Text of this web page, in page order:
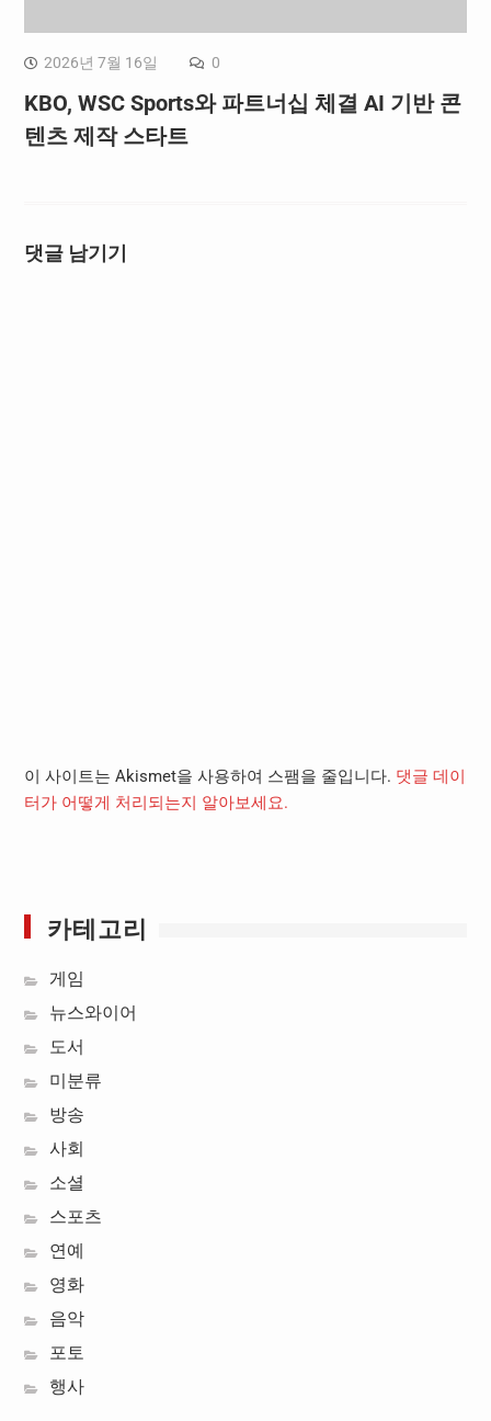
2026년 7월 16일 0
KBO, WSC Sports와 파트너십 체결 AI 기반 콘
텐츠 제작 스타트
댓글 남기기
이 사이트는 Akismet을 사용하여 스팸을 줄입니다. 댓글 데이
터가 어떻게 처리되는지 알아보세요.
카테고리
게임
뉴스와이어
도서
미분류
방송
사회
소셜
스포츠
연예
영화
음악
포토
행사